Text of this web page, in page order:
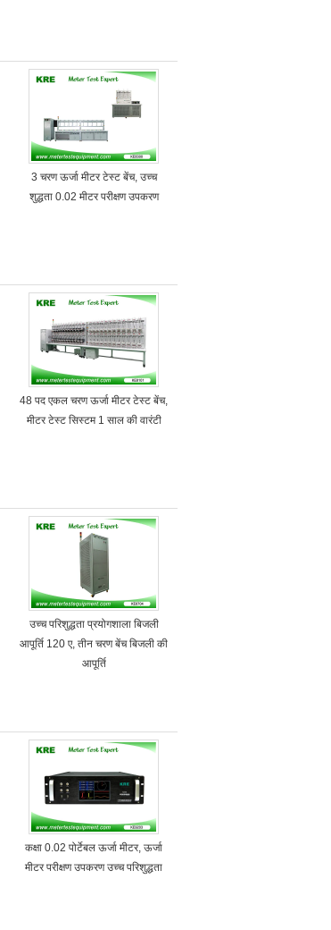
3 चरण ऊर्जा मीटर टेस्ट बेंच, उच्च
शुद्धता 0.02 मीटर परीक्षण उपकरण
48 पद एकल चरण ऊर्जा मीटर टेस्ट बेंच,
मीटर टेस्ट सिस्टम 1 साल की वारंटी
उच्च परिशुद्धता प्रयोगशाला बिजली
आपूर्ति 120 ए, तीन चरण बेंच बिजली की
आपूर्ति
कक्षा 0.02 पोर्टेबल ऊर्जा मीटर, ऊर्जा
मीटर परीक्षण उपकरण उच्च परिशुद्धता